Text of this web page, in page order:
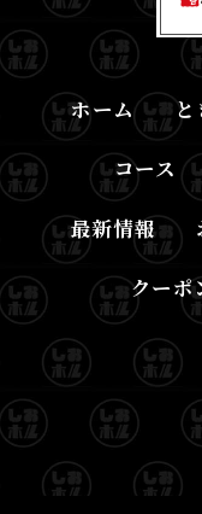
ホーム と
コース
最新情報
クーポ